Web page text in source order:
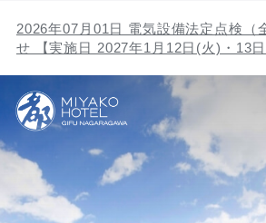
2026年07月01日 電気設備法定点検（
せ 【実施日 2027年1月12日(火)・